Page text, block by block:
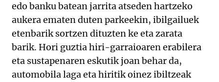
edo banku batean jarrita atseden hartzeko
aukera ematen duten parkeekin, ibilgailuek
etenbarik sortzen dituzten ke eta zarata
barik. Hori guztia hiri-garraioaren erabilera
eta sustapenaren eskutik joan behar da,
automobila laga eta hiritik oinez ibiltzeak